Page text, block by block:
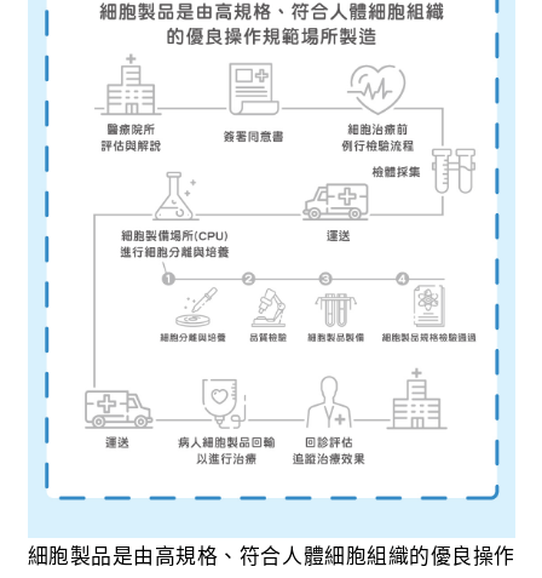
細胞製品是由高規格、符合人體細胞組織的優良操作